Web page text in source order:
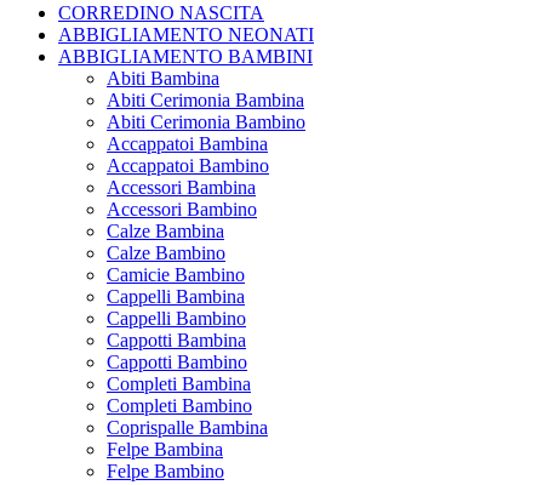
CORREDINO NASCITA
ABBIGLIAMENTO NEONATI
ABBIGLIAMENTO BAMBINI
Abiti Bambina
Abiti Cerimonia Bambina
Abiti Cerimonia Bambino
Accappatoi Bambina
Accappatoi Bambino
Accessori Bambina
Accessori Bambino
Calze Bambina
Calze Bambino
Camicie Bambino
Cappelli Bambina
Cappelli Bambino
Cappotti Bambina
Cappotti Bambino
Completi Bambina
Completi Bambino
Coprispalle Bambina
Felpe Bambina
Felpe Bambino